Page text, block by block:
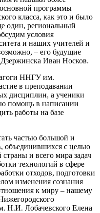
программы
класса, как это и было
один, региональный
условия
и наших учителей и
– его будущие
Дзержинска Иван Носков.
ННГУ им.
в преподавании
дисциплин, а ученики
помощь в написании
работы на базе
частью большой и
объединившихся с целью
и всего мира задач
технологий в сфере
отходов, подготовки
изменения сознания
к миру – нашему
Н.И. Лобачевского Елена